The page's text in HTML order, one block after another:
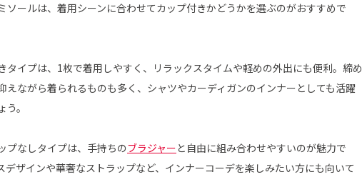
ソールは、着用シーンに合わせてカップ付きかどうかを選ぶのがおすすめで
タイプは、1枚で着用しやすく、リラックスタイムや軽めの外出にも便利。締め
えながら着られるものも多く、シャツやカーディガンのインナーとしても活躍
。
プなしタイプは、手持ちのブラジャー と自由に組み合わせやすいのが魅力で
デザインや華奢なストラップなど、インナーコーデを楽しみたい方にも向いて